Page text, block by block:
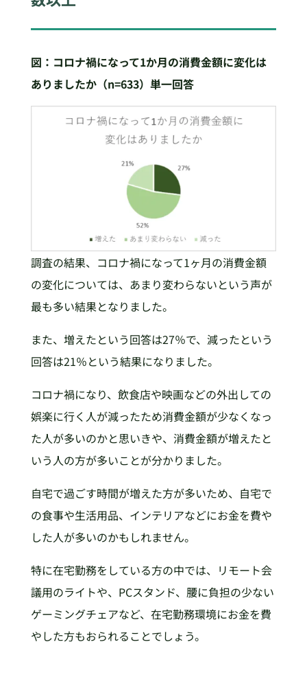
図：コロナ禍になって1か月の消費金額に変化は
ありましたか（n=633）単一回答
調査の結果、コロナ禍になって1ヶ月の消費金額
の変化については、あまり変わらないという声が
最も多い結果となりました。
また、増えたという回答は27％で、減ったという
回答は21％という結果になりました。
コロナ禍になり、飲食店や映画などの外出しての
娯楽に行く人が減ったため消費金額が少なくなっ
た人が多いのかと思いきや、消費金額が増えたと
いう人の方が多いことが分かりました。
自宅で過ごす時間が増えた方が多いため、自宅で
の食事や生活用品、インテリアなどにお金を費や
した人が多いのかもしれません。
特に在宅勤務をしている方の中では、リモート会
議用のライトや、PCスタンド、腰に負担の少ない
ゲーミングチェアなど、在宅勤務環境にお金を費
やした方もおられることでしょう。